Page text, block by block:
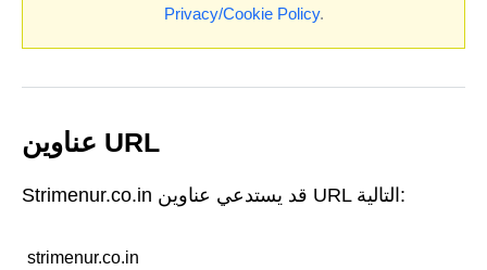
Privacy/Cookie Policy.
عناوين URL
Strimenur.co.in قد يستدعي عناوين URL التالية:
strimenur.co.in